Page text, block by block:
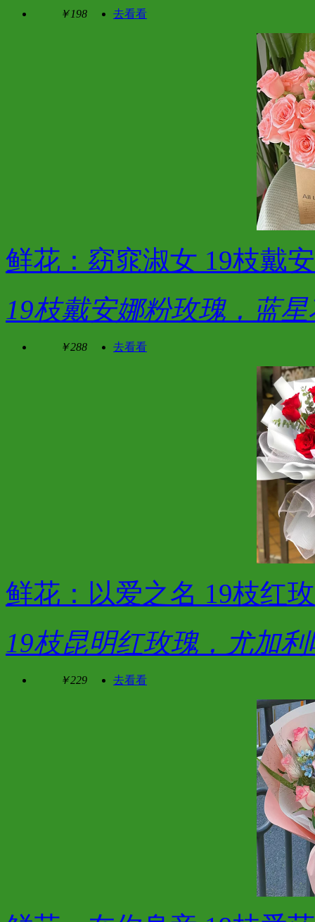
￥198 去看看
鲜花：窈窕淑女 19枝戴
19枝戴安娜粉玫瑰，蓝
￥288 去看看
鲜花：以爱之名 19枝红
19枝昆明红玫瑰，尤加
￥229 去看看